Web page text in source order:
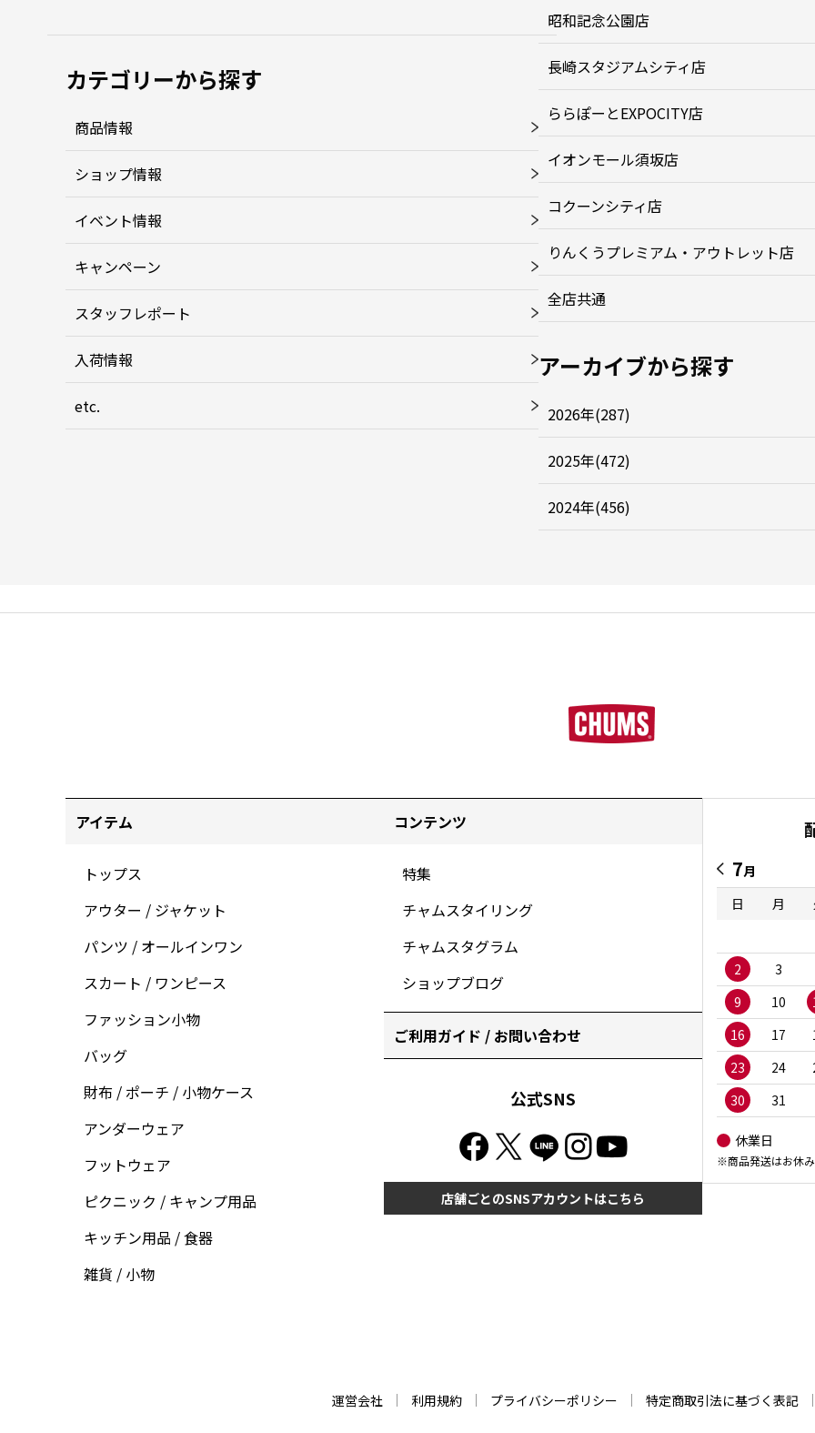
カテゴリーから探す
商品情報
ショップ情報
イベント情報
キャンペーン
スタッフレポート
入荷情報
etc.
昭和記念公園店
長崎スタジアムシティ店
ららぽーとEXPOCITY店
イオンモール須坂店
コクーンシティ店
りんくうプレミアム・アウトレット店
全店共通
アーカイブから探す
2026年(287)
2025年(472)
2024年(456)
アイテム
トップス
アウター / ジャケット
パンツ / オールインワン
スカート / ワンピース
ファッション小物
バッグ
財布 / ポーチ / 小物ケース
アンダーウェア
フットウェア
ピクニック / キャンプ用品
キッチン用品 / 食器
雑貨 / 小物
コンテンツ
特集
チャムスタイリング
チャムスタグラム
ショップブログ
ご利用ガイド / お問い合わせ
公式SNS
店舗ごとのSNSアカウントはこちら
7月
日
月
2
3
9
10
16
17
23
24
30
31
休業日
※商品発送はお休
運営会社 利用規約 プライバシーポリシー 特定商取引法に基づく表記